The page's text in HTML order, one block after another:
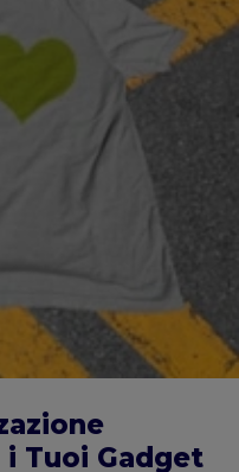
Tuoi Gadget